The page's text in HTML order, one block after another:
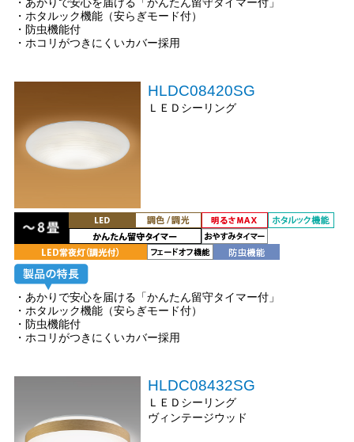
・ホタルック機能（安らぎモード付）
・防虫機能付
・ホコリがつきにくいカバー採用
HLDC08420SG
ＬＥＤシーリング
・あかりで安心を届ける「かんたん留守タイマー付」
・ホタルック機能（安らぎモード付）
・防虫機能付
・ホコリがつきにくいカバー採用
HLDC08432SG
ＬＥＤシーリング
ヴィンテージウッド